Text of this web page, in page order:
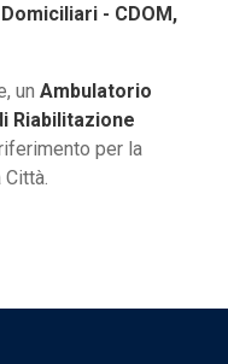
- CDOM,
un Ambulatorio
Riabilitazione
per la